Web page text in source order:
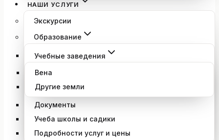
НАШИ УСЛУГИ
Экскурсии
Образование
Учебные заведения
Вена
Другие земли
Документы
Учеба школы и садики
Подробности услуг и цены